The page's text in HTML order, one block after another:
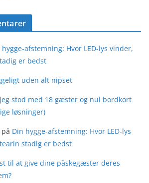
hygge-afstemning: Hvor LED-lys vinder,
er bedst
uden alt nipset
stod med 18 gæster og nul bordkort
løsninger)
på Din hygge-afstemning: Hvor LED-lys
stadig er bedst
til at give dine påskegæster deres